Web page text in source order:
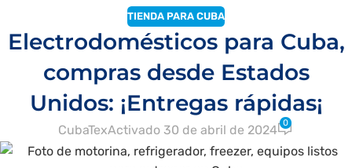
TIENDA PARA CUBA
Electrodomésticos para Cuba,
compras desde Estados
Unidos: ¡Entregas rápidas¡
CubaTexActivado 30 de abril de 2024 0